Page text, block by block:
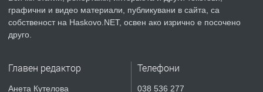
преди 3 дни
ПРЕДЛАГА
Продавам парцел в гр. Хасково кв.
графични и видео материали, публикувани в сайта, са
собственост на Haskovo.NET, освен ако изрично е посочено
друго.
Главен редактор
Анета Кутелова
Телефони
038 536 277